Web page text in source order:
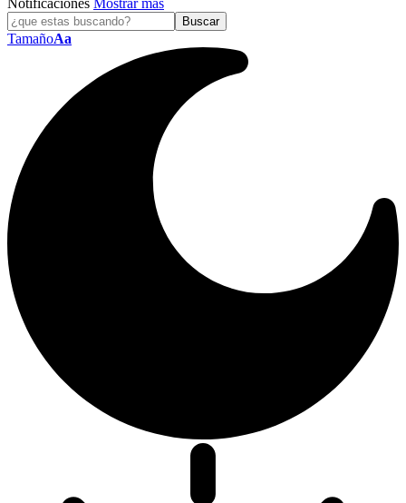
Notificaciones Mostrar más
TamañoAa